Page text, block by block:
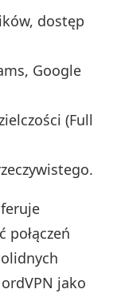
dostęp
Google
(Full
połączeń
jako